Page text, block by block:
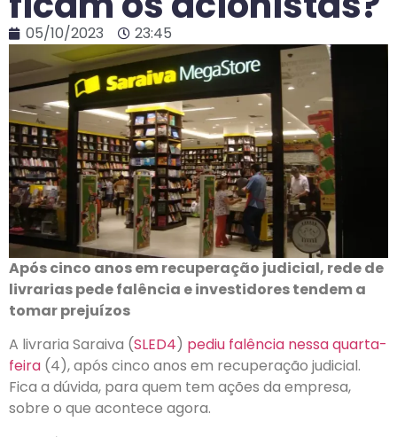
05/10/2023 23:45
Após cinco anos em recuperação judicial, rede de
livrarias pede falência e investidores tendem a
tomar prejuízos
A livraria Saraiva (SLED4) pediu falência nessa quarta-
feira (4), após cinco anos em recuperação judicial.
Fica a dúvida, para quem tem ações da empresa,
sobre o que acontece agora.